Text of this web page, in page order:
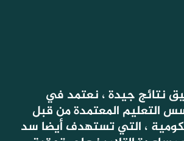
نتائج جيدة ، نعتمد في
التعليم المعتمدة من قبل
، التي تستهدف أيضا سد